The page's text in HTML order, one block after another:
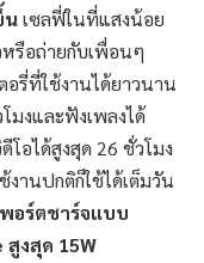
นเซลฟี่ในที่แสงน้อย
หรือถ่ายกับเพื่อนๆ
รี่ที่ใช้งานได้ยาวนาน
มงและฟังเพลงได้
โอได้สูงสุด 26 ชั่วโมง
งานปกติก็ใช้ได้เต็มวัน
พอร์ตชาร์จแบบ
สูงสุด 15W